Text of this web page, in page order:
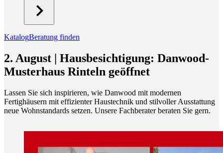
KatalogBeratung finden
2. August | Hausbesichtigung: Danwood-
Musterhaus Rinteln geöffnet
Lassen Sie sich inspirieren, wie Danwood mit modernen
Fertighäusern mit effizienter Haustechnik und stilvoller Ausstattung
neue Wohnstandards setzen. Unsere Fachberater beraten Sie gern.